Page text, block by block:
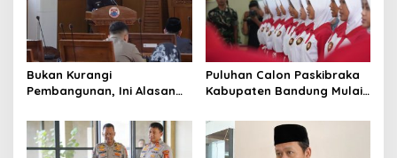
Bukan Kurangi
Pembangunan, Ini Alasan
Pengurangan Belanja
Daerah
Puluhan Calon Paskibraka
Kabupaten Bandung Mulai